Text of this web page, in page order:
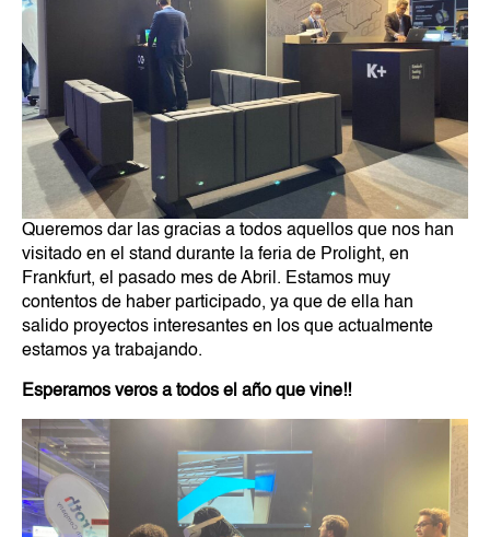
Queremos dar las gracias a todos aquellos que nos han
visitado en el stand durante la feria de Prolight, en
Frankfurt, el pasado mes de Abril. Estamos muy
contentos de haber participado, ya que de ella han
salido proyectos interesantes en los que actualmente
estamos ya trabajando.
Esperamos veros a todos el año que vine!!